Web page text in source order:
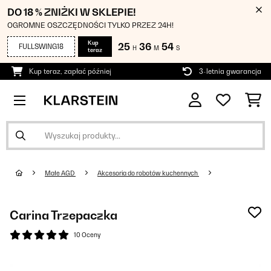
DO 18 % ZNIŻKI W SKLEPIE!
OGROMNE OSZCZĘDNOŚCI TYLKO PRZEZ 24H!
FULLSWING18
Kup
teraz
25 H 36 M 54 S
Kup teraz, zapłać później 3-letnia gwarancja
Małe AGD Akcesoria do robotów kuchennych
Carina Trzepaczka
10 Oceny